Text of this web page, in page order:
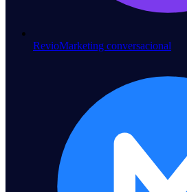
RevioMarketing conversacional